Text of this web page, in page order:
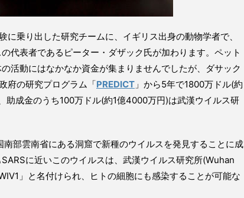
に乗り出した研究チームに、イギリス出身の動物学者で、
代表者であるピーター・ダザック氏が加わります。ペット
活動にはなかなか資金が集まりませんでしたが、ダサック
府の研究プログラム「PREDICT 」から5年で1800万ドル(約
助成金のうち100万ドル(約1億4000万円)は武漢ウイルス研
部雲南省にある洞窟で新種のウイルスを発見することに成
に近いこのウイルスは、武漢ウイルス研究所(Wuhan
」と名付けられ、ヒトの細胞にも感染することが可能な